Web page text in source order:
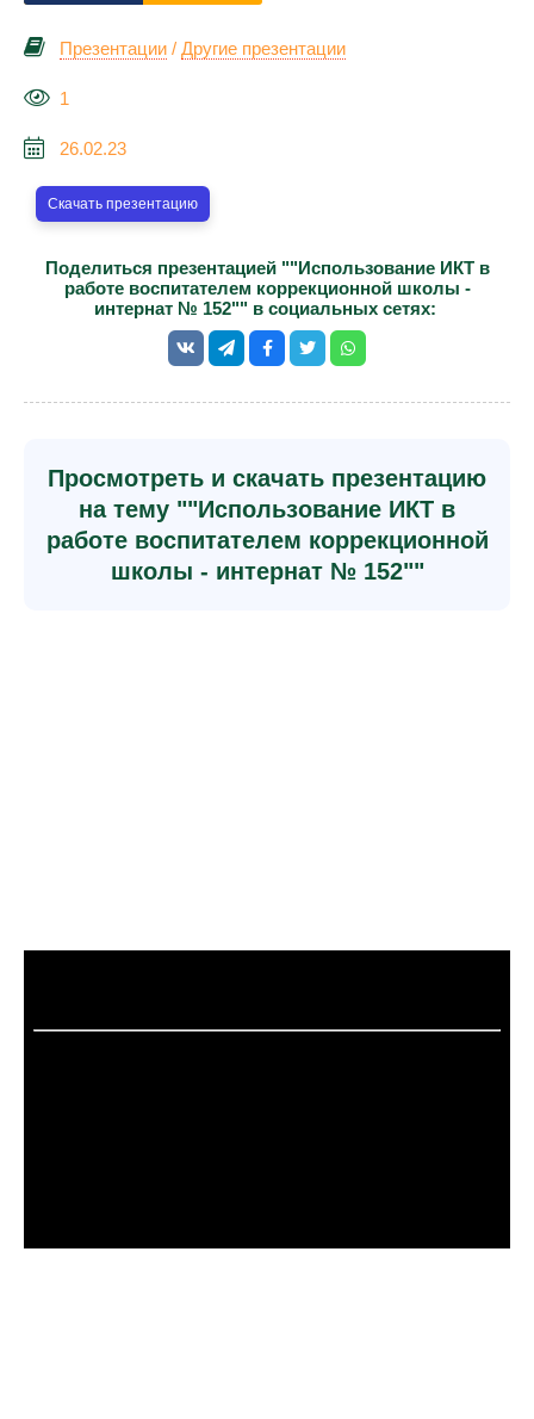
Презентации / Другие презентации
1
26.02.23
Скачать презентацию
Поделиться презентацией ""Использование ИКТ в
работе воспитателем коррекционной школы -
интернат № 152"" в социальных сетях:
Просмотреть и скачать презентацию
на тему ""Использование ИКТ в
работе воспитателем коррекционной
школы - интернат № 152""